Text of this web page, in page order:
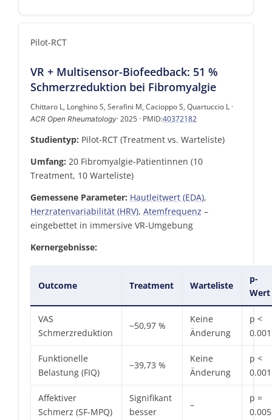
Pilot-RCT
VR + Multisensor-Biofeedback: 51 %
Schmerzreduktion bei Fibromyalgie
Chittaro L, Longhino S, Serafini M, Cacioppo S, Quartuccio L ·
ACR Open Rheumatology· 2025 · PMID:40372182
Studientyp: Pilot-RCT (Treatment vs. Warteliste)
Umfang: 20 Fibromyalgie-Patientinnen (10
Treatment, 10 Warteliste)
Gemessene Parameter: Hautleitwert (EDA),
Herzratenvariabilität (HRV), Atemfrequenz –
eingebettet in immersive VR-Umgebung
Kernergebnisse:
Outcome Treatment Warteliste
p-
Wert
VAS
Schmerzreduktion
−50,97 %
Keine
Änderung
p <
0.001
Funktionelle
Belastung (FIQ)
−39,73 %
Keine
Änderung
p <
0.001
Affektiver
Schmerz (SF-MPQ)
Signifikant
besser
–
p =
0.005